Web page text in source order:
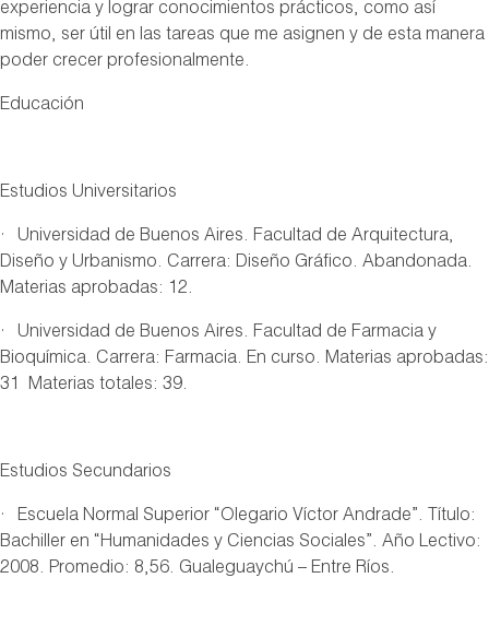
experiencia y lograr conocimientos prácticos, como así
mismo, ser útil en las tareas que me asignen y de esta manera
poder crecer profesionalmente.
Educación
Estudios Universitarios
· Universidad de Buenos Aires. Facultad de Arquitectura,
Diseño y Urbanismo. Carrera: Diseño Gráfico. Abandonada.
Materias aprobadas: 12.
· Universidad de Buenos Aires. Facultad de Farmacia y
Bioquímica. Carrera: Farmacia. En curso. Materias aprobadas:
31 Materias totales: 39.
Estudios Secundarios
· Escuela Normal Superior “Olegario Víctor Andrade”. Título:
Bachiller en “Humanidades y Ciencias Sociales”. Año Lectivo:
2008. Promedio: 8,56. Gualeguaychú – Entre Ríos.